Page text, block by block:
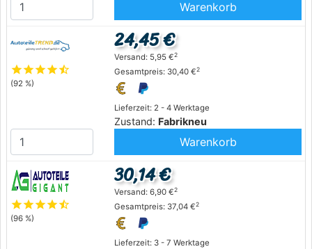
Warenkorb
starstarstarstarstar_half
(92 %)
Lieferzeit: 2 - 4 Werktage
Zustand: Fabrikneu
24,45 €
Versand: 5,95 €2
Gesamtpreis: 30,40 €2
Warenkorb
starstarstarstarstar_half
(96 %)
Lieferzeit: 3 - 7 Werktage
30,14 €
Versand: 6,90 €2
Gesamtpreis: 37,04 €2